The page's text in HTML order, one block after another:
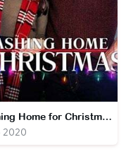
Dashing Home for Christmas
2020